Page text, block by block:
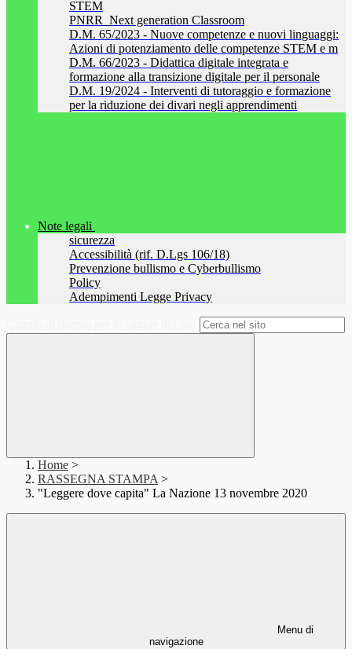
STEM
PNRR_Next generation Classroom
D.M. 65/2023 - Nuove competenze e nuovi linguaggi:
Azioni di potenziamento delle competenze STEM e m
D.M. 66/2023 - Didattica digitale integrata e
formazione alla transizione digitale per il personale
D.M. 19/2024 - Interventi di tutoraggio e formazione
per la riduzione dei divari negli apprendimenti
Note legali
sicurezza
Accessibilità (rif. D.Lgs 106/18)
Prevenzione bullismo e Cyberbullismo
Policy
Adempimenti Legge Privacy
Home >
RASSEGNA STAMPA >
"Leggere dove capita" La Nazione 13 novembre 2020
Menu di
navigazione